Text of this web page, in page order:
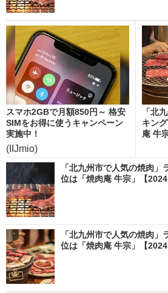
スマホ2GBで月額850円～ 格安
SIMをお得に使うキャンペーン
実施中！
(IIJmio)
「北
キン
庵 牛
「北九州市で人気の焼肉
位は「焼肉庵 牛宗」【
「北九州市で人気の焼肉
位は「焼肉庵 牛宗」【